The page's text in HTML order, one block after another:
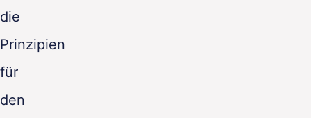
die
Prinzipien
für
den